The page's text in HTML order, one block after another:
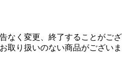
なく変更、終了することがござ
取り扱いのない商品がございま